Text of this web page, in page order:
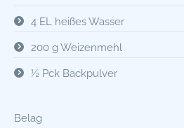
4 EL heißes Wasser
200 g Weizenmehl
½ Pck Backpulver
Belag